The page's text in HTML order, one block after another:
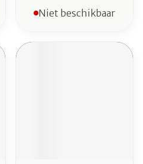
Niet beschikbaar